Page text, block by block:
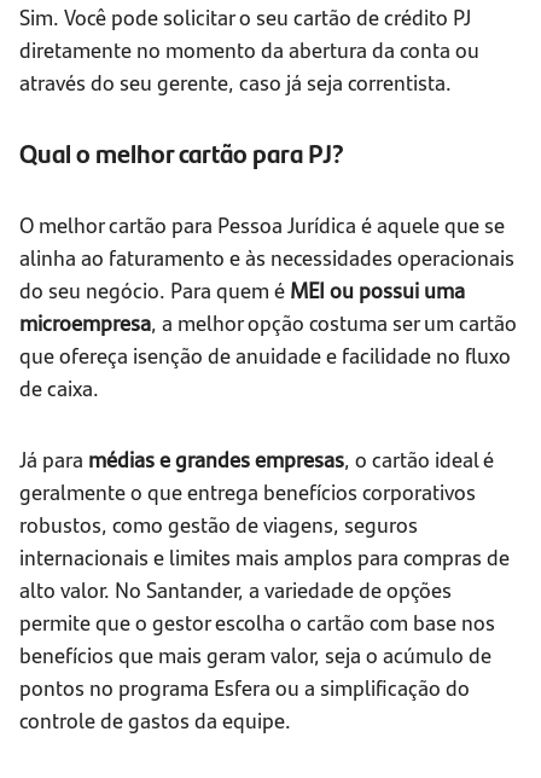
Sim. Você pode solicitar o seu cartão de crédito PJ
diretamente no momento da abertura da conta ou
através do seu gerente, caso já seja correntista.
Qual o melhor cartão para PJ?
O melhor cartão para Pessoa Jurídica é aquele que se
alinha ao faturamento e às necessidades operacionais
do seu negócio. Para quem é MEI ou possui uma
microempresa, a melhor opção costuma ser um cartão
que ofereça isenção de anuidade e facilidade no fluxo
de caixa.
Já para médias e grandes empresas, o cartão ideal é
geralmente o que entrega benefícios corporativos
robustos, como gestão de viagens, seguros
internacionais e limites mais amplos para compras de
alto valor. No Santander, a variedade de opções
permite que o gestor escolha o cartão com base nos
benefícios que mais geram valor, seja o acúmulo de
pontos no programa Esfera ou a simplificação do
controle de gastos da equipe.